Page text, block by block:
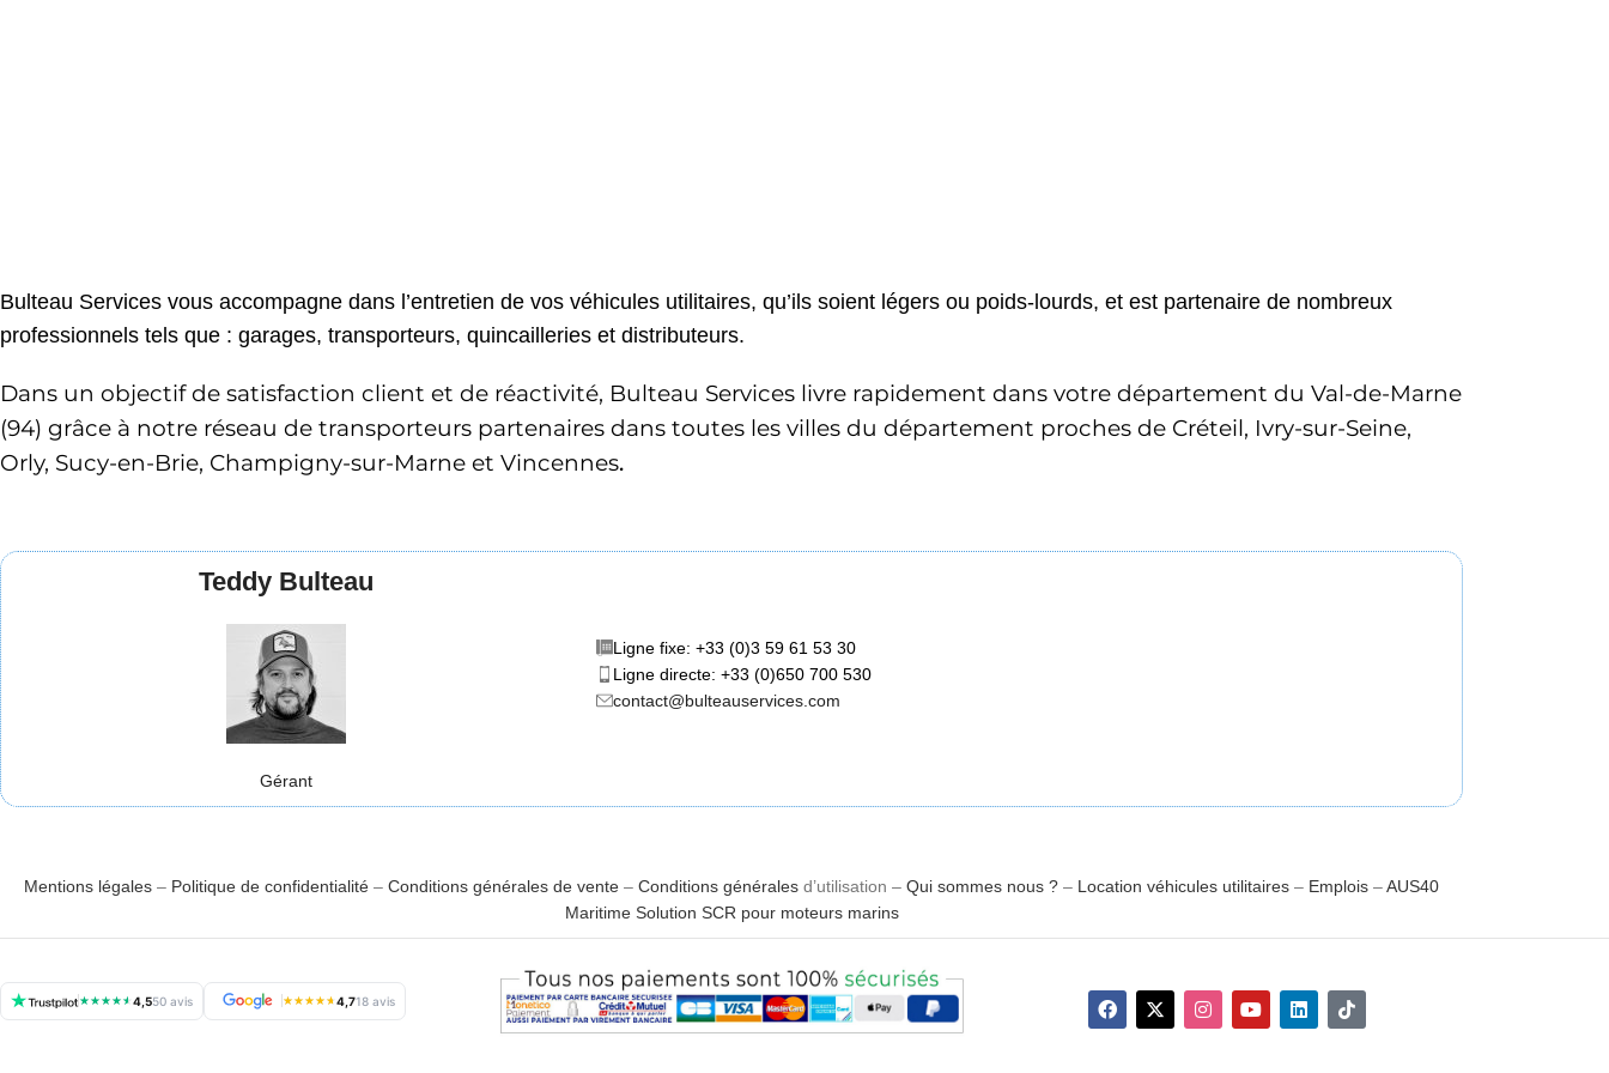
Bulteau Services vous accompagne dans l’entretien de vos véhicules utilitaires, qu’ils soient légers ou poids-lourds, et est partenaire de nombreux
professionnels tels que : garages, transporteurs, quincailleries et distributeurs.
Dans un objectif de satisfaction client et de réactivité, Bulteau Services livre rapidement dans votre département du Val-de-Marne
(94) grâce à notre réseau de transporteurs partenaires dans toutes les villes du département proches de Créteil, Ivry-sur-Seine,
Orly, Sucy-en-Brie, Champigny-sur-Marne et Vincennes.
Teddy Bulteau
Gérant
Ligne fixe: +33 (0)3 59 61 53 30
Ligne directe: +33 (0)650 700 530
contact@bulteauservices.com
Mentions légales – Politique de confidentialité – Conditions générales de vente – Conditions générales d’utilisation – Qui sommes nous ? – Location véhicules utilitaires – Emplois –AUS40
Maritime Solution SCR pour moteurs marins
★★★★★4,550 avis ★★★★★4,718 avis